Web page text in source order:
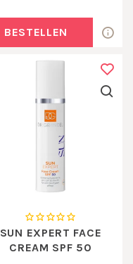
BESTELLEN
SUN EXPERT FACE
CREAM SPF 50